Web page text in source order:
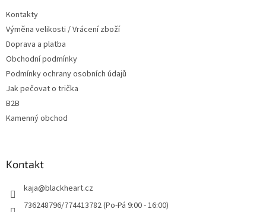
Kontakty
Výměna velikosti / Vrácení zboží
Doprava a platba
Obchodní podmínky
Podmínky ochrany osobních údajů
Jak pečovat o trička
B2B
Kamenný obchod
Kontakt
kaja@blackheart.cz
736248796/774413782 (Po-Pá 9:00 - 16:00)